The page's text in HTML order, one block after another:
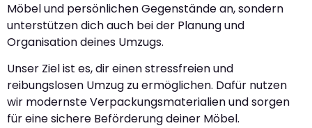
Möbel und persönlichen Gegenstände an, sondern
unterstützen dich auch bei der Planung und
Organisation deines Umzugs.
Unser Ziel ist es, dir einen stressfreien und
reibungslosen Umzug zu ermöglichen. Dafür nutzen
wir modernste Verpackungsmaterialien und sorgen
für eine sichere Beförderung deiner Möbel.